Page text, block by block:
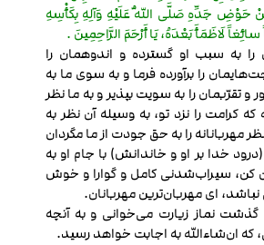
حَوْضِ جَدِّهِ صَلَّى اللّهُ عَلَيْهِ وَآلِهِ بِكَأْسِهِ
سائِغاً لَاظَمَأَ بَعْدَهُ، يَا أَرْحَمَ الرَّاحِمِينَ .
را به سبب او گسترده و اندوهمان را
را برآورده فرما و به سوی ما به
و تقرّبمان را به سویت بپذیر و به ما نظر
که کرامت را نزد تو، به وسیله آن نظر به
مهربانانه را به حق جودت از ما مگردان
خدا بر او و خاندانش) با جام او به
کن، سیراب‌شدنی کامل و گوارا و خوش
ای مهربان‌ترین مهربانان.
گذشت نماز زیارت می‌خوانی و به آنچه
که ان‌شاء‌الله به اجابت خواهد رسید.